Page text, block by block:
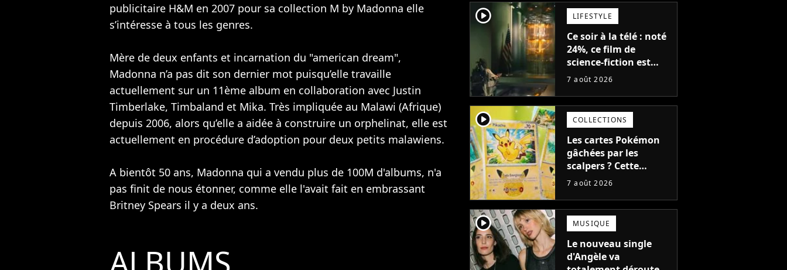
publicitaire H&M en 2007 pour sa collection M by Madonna elle
s’intéresse à tous les genres.
Mère de deux enfants et incarnation du "american dream",
Madonna n’a pas dit son dernier mot puisqu’elle travaille
actuellement sur un 11ème album en collaboration avec Justin
Timberlake, Timbaland et Mika. Très impliquée au Malawi (Afrique)
depuis 2006, alors qu’elle a aidée à construire un orphelinat, elle est
actuellement en procédure d’adoption pour deux petits malawiens.
A bientôt 50 ans, Madonna qui a vendu plus de 100M d'albums, n'a
pas finit de nous étonner, comme elle l'avait fait en embrassant
Britney Spears il y a deux ans.
player2 LIFESTYLE
Ce soir à la télé : noté
24%, ce film de
science-fiction est
complètement raté,
encore pire à cause de
son acteur
7 août 2026
player2 COLLECTIONS
Les cartes Pokémon
gâchées par les
scalpers ? Cette
technique géniale
ruiner les revendeurs
7 août 2026
player2 MUSIQUE
Le nouveau single
d'Angèle va